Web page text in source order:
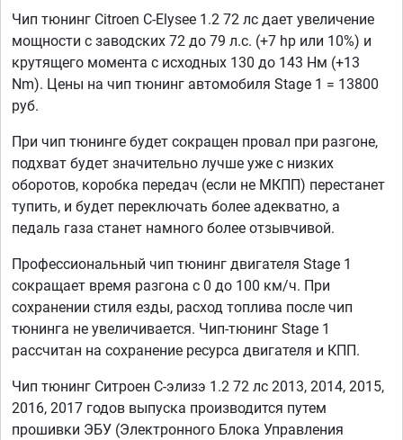
Чип тюнинг Citroen C-Elysee 1.2 72 лс дает увеличение
мощности с заводских 72 до 79 л.с. (+7 hp или 10%) и
крутящего момента с исходных 130 до 143 Нм (+13
Nm). Цены на чип тюнинг автомобиля Stage 1 = 13800
руб.
При чип тюнинге будет сокращен провал при разгоне,
подхват будет значительно лучше уже с низких
оборотов, коробка передач (если не МКПП) перестанет
тупить, и будет переключать более адекватно, а
педаль газа станет намного более отзывчивой.
Профессиональный чип тюнинг двигателя Stage 1
сокращает время разгона с 0 до 100 км/ч. При
сохранении стиля езды, расход топлива после чип
тюнинга не увеличивается. Чип-тюнинг Stage 1
рассчитан на сохранение ресурса двигателя и КПП.
Чип тюнинг Ситроен С-элизэ 1.2 72 лс 2013, 2014, 2015,
2016, 2017 годов выпуска производится путем
прошивки ЭБУ (Электронного Блока Управления